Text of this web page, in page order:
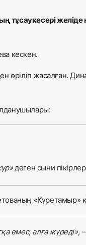
тұсаукесері
кескен.
өріліп жасалған.
деген сыни
«Күретамыр»
емес, алға жүреді»,